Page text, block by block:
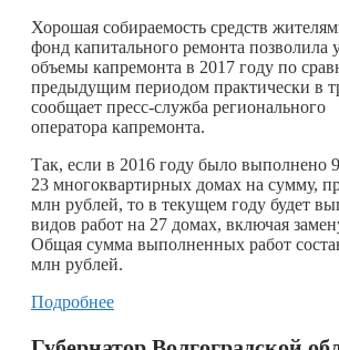
Хорошая собираемость средств
фонд капитального ремонта позволила
объемы капремонта в 2017 году по
предыдущим периодом практически в
сообщает пресс-служба регионального
оператора капремонта.
Так, если в 2016 году было выполнено
23 многоквартирных домах на сумму,
млн рублей, то в текущем году будет
видов работ на 27 домах, включая
Общая сумма выполненных работ
млн рублей.
Подробнее